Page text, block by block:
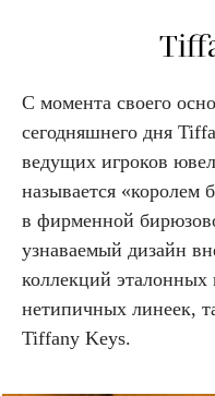
С момента своего
сегодняшнего дня
ведущих игроков
называется «королем
в фирменной
узнаваемый дизайн
коллекций
нетипичных линеек,
Tiffany Keys.